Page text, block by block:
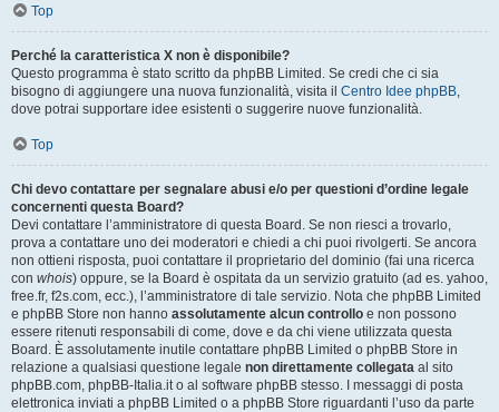
Top
Perché la caratteristica X non è disponibile?
Questo programma è stato scritto da phpBB Limited. Se credi che ci sia
bisogno di aggiungere una nuova funzionalità, visita il Centro Idee phpBB,
dove potrai supportare idee esistenti o suggerire nuove funzionalità.
Top
Chi devo contattare per segnalare abusi e/o per questioni d’ordine legale
concernenti questa Board?
Devi contattare l’amministratore di questa Board. Se non riesci a trovarlo,
prova a contattare uno dei moderatori e chiedi a chi puoi rivolgerti. Se ancora
non ottieni risposta, puoi contattare il proprietario del dominio (fai una ricerca
con whois) oppure, se la Board è ospitata da un servizio gratuito (ad es. yahoo,
free.fr, f2s.com, ecc.), l’amministratore di tale servizio. Nota che phpBB Limited
e phpBB Store non hanno assolutamente alcun controllo e non possono
essere ritenuti responsabili di come, dove e da chi viene utilizzata questa
Board. È assolutamente inutile contattare phpBB Limited o phpBB Store in
relazione a qualsiasi questione legale non direttamente collegata al sito
phpBB.com, phpBB-Italia.it o al software phpBB stesso. I messaggi di posta
elettronica inviati a phpBB Limited o a phpBB Store riguardanti l’uso da parte